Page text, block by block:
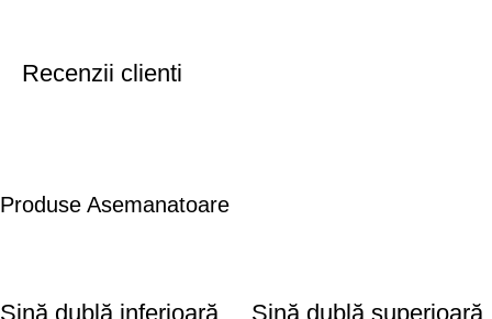
Recenzii clienti
Produse Asemanatoare
Șină dublă inferioară Șină dublă superioară